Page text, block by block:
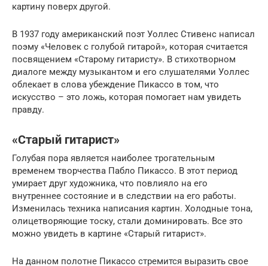
картину поверх другой.
В 1937 году американский поэт Уоллес Стивенс написал
поэму «Человек с голубой гитарой», которая считается
посвящением «Старому гитаристу». В стихотворном
диалоге между музыкантом и его слушателями Уоллес
облекает в слова убеждение Пикассо в том, что
искусство – это ложь, которая помогает нам увидеть
правду.
«Старый гитарист»
Голубая пора является наиболее трогательным
временем творчества Пабло Пикассо. В этот период
умирает друг художника, что повлияло на его
внутреннее состояние и в следствии на его работы.
Изменилась техника написания картин. Холодные тона,
олицетворяющие тоску, стали доминировать. Все это
можно увидеть в картине «Старый гитарист».
На данном полотне Пикассо стремится выразить свое